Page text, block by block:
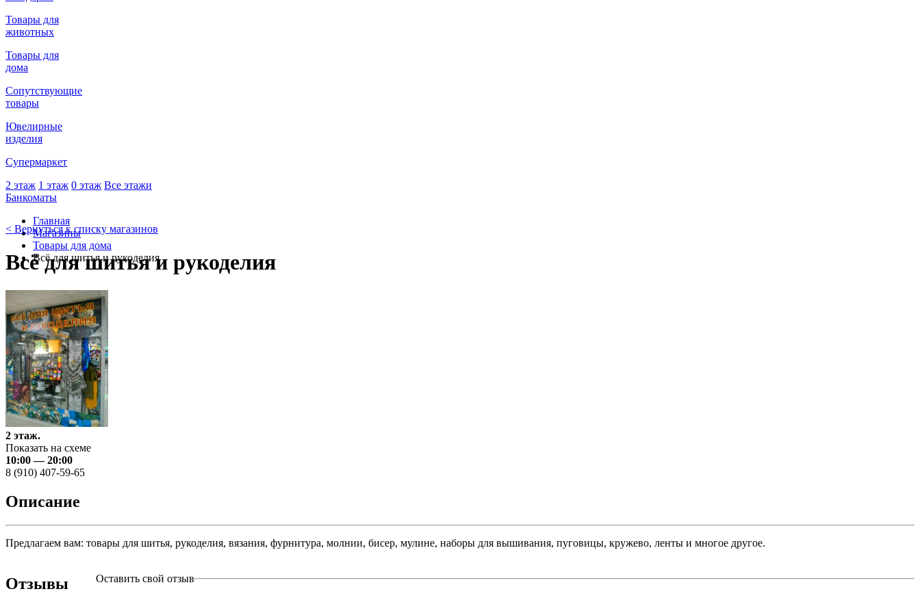
Товары для
животных
Товары для
дома
Сопутствующие
товары
Ювелирные
изделия
Супермаркет
2 этаж 1 этаж 0 этаж Все этажи
Банкоматы
Главная
Магазины
Товары для дома
Всё для шитья и рукоделия
< Вернуться к списку магазинов
Всё для шитья и рукоделия
2 этаж.
Показать на схеме
10:00 — 20:00
8 (910) 407-59-65
Описание
Предлагаем вам: товары для шитья, рукоделия, вязания, фурнитура, молнии, бисер, мулине, наборы для вышивания, пуговицы, кружево, ленты и многое другое.
Отзывы Оставить свой отзыв